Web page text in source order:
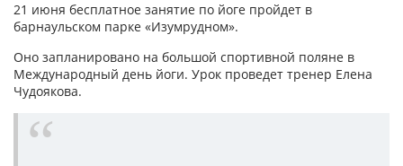
21 июня бесплатное занятие по йоге пройдет в
барнаульском парке «Изумрудном».
Оно запланировано на большой спортивной поляне в
Международный день йоги. Урок проведет тренер Елена
Чудоякова.